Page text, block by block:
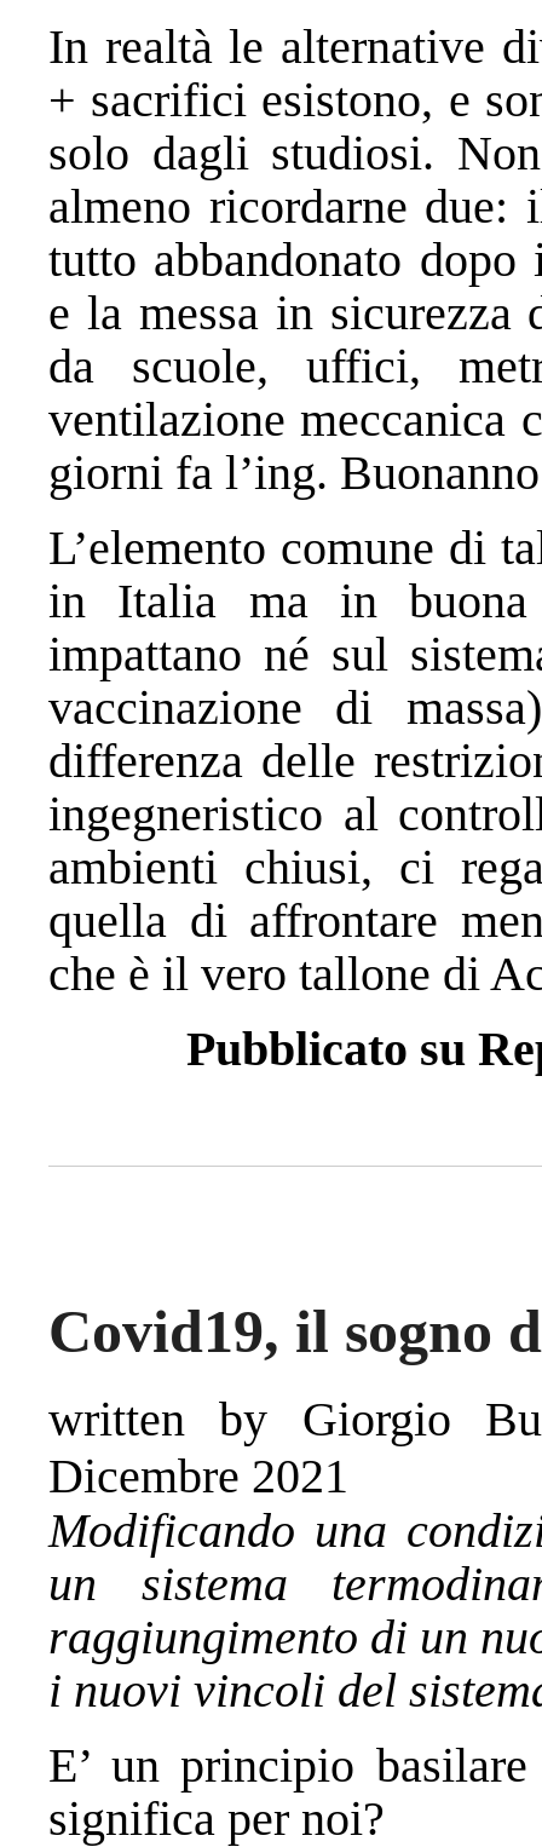
In realtà le alternative
+ sacrifici esistono, e
solo dagli studiosi.
almeno ricordarne due:
tutto abbandonato
e la messa in
da scuole, uffici,
ventilazione meccanica
giorni fa l’ing.
L’elemento comune di
in Italia ma in buona
impattano né sul
vaccinazione di
differenza delle
ingegneristico al
ambienti chiusi, ci
quella di affrontare
che è il vero tallone di
Pubblicato su
Covid19, il sogno
written by Giorgio
Dicembre 2021
Modificando una
un sistema
raggiungimento di un
i nuovi vincoli del
E’ un principio
significa per noi?